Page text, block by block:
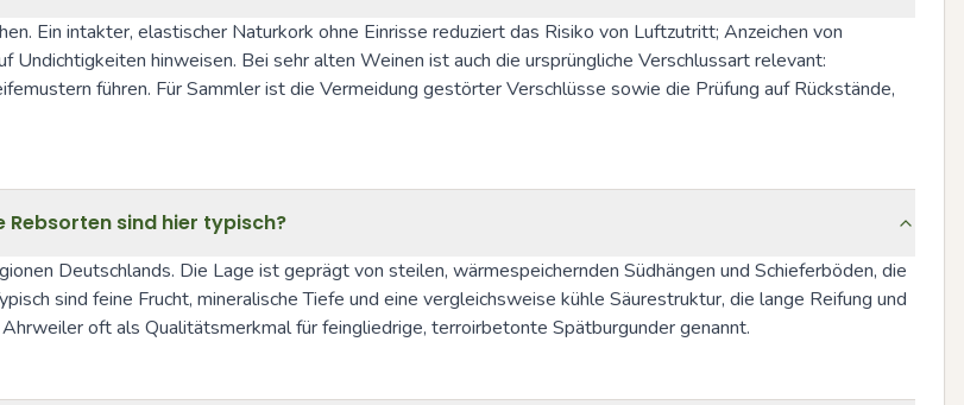
Ein intakter, elastischer Naturkork ohne Einrisse reduziert das Risiko von Luftzutritt; Anzeichen von
hinweisen. Bei sehr alten Weinen ist auch die ursprüngliche Verschlussart relevant:
führen. Für Sammler ist die Vermeidung gestörter Verschlüsse sowie die Prüfung auf Rückstände,
Rebsorten sind hier typisch?
Deutschlands. Die Lage ist geprägt von steilen, wärmespeichernden Südhängen und Schieferböden, die
sind feine Frucht, mineralische Tiefe und eine vergleichsweise kühle Säurestruktur, die lange Reifung und
oft als Qualitätsmerkmal für feingliedrige, terroirbetonte Spätburgunder genannt.